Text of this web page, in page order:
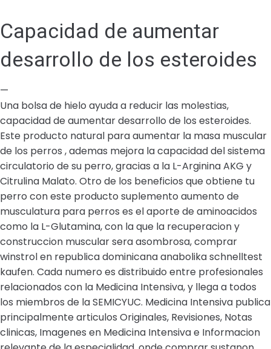
Capacidad de aumentar
desarrollo de los esteroides
—
Una bolsa de hielo ayuda a reducir las molestias,
capacidad de aumentar desarrollo de los esteroides.
Este producto natural para aumentar la masa muscular
de los perros , ademas mejora la capacidad del sistema
circulatorio de su perro, gracias a la L-Arginina AKG y
Citrulina Malato. Otro de los beneficios que obtiene tu
perro con este producto suplemento aumento de
musculatura para perros es el aporte de aminoacidos
como la L-Glutamina, con la que la recuperacion y
construccion muscular sera asombrosa, comprar
winstrol en republica dominicana anabolika schnelltest
kaufen. Cada numero es distribuido entre profesionales
relacionados con la Medicina Intensiva, y llega a todos
los miembros de la SEMICYUC. Medicina Intensiva publica
principalmente articulos Originales, Revisiones, Notas
clinicas, Imagenes en Medicina Intensiva e Informacion